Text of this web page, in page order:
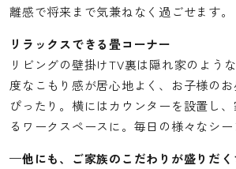
離感で将来まで気兼ねなく過ごせます。
リラックスできる畳コーナー
リビングの壁掛けTV裏は隠れ家のよう
度なこもり感が居心地よく、お子様の
ぴったり。横にはカウンターを設置し
るワークスペースに。毎日の様々なシー
—他にも、ご家族のこだわりが盛りだく